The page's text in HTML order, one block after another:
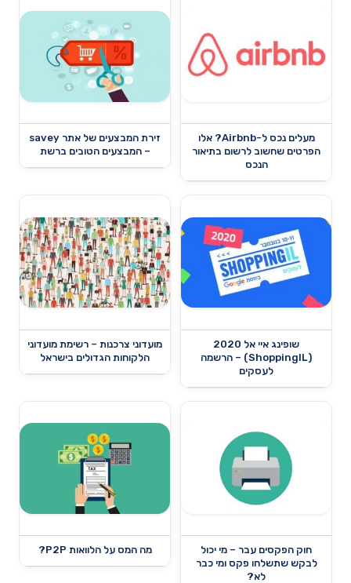
מעלים נכס ל-Airbnb? אלו
הפרטים שחשוב לרשום בתיאור
הנכס
זירת המבצעים של אתר savey
– המבצעים הטובים ברשת
שופינג איי אל 2020
(ShoppingIL) – הרשמה
לעסקים
מועדוני צרכנות – רשימת מועדוני
הלקוחות הגדולים בישראל
חוק הפקסים עבר – מי יכול
לבקש שתשלחו פקס ומי כבר
לא?
מה המס על הלוואות P2P?